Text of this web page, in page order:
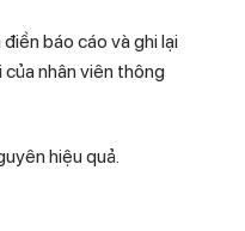
báo cáo và ghi lại
nhân viên thông
hiệu quả.